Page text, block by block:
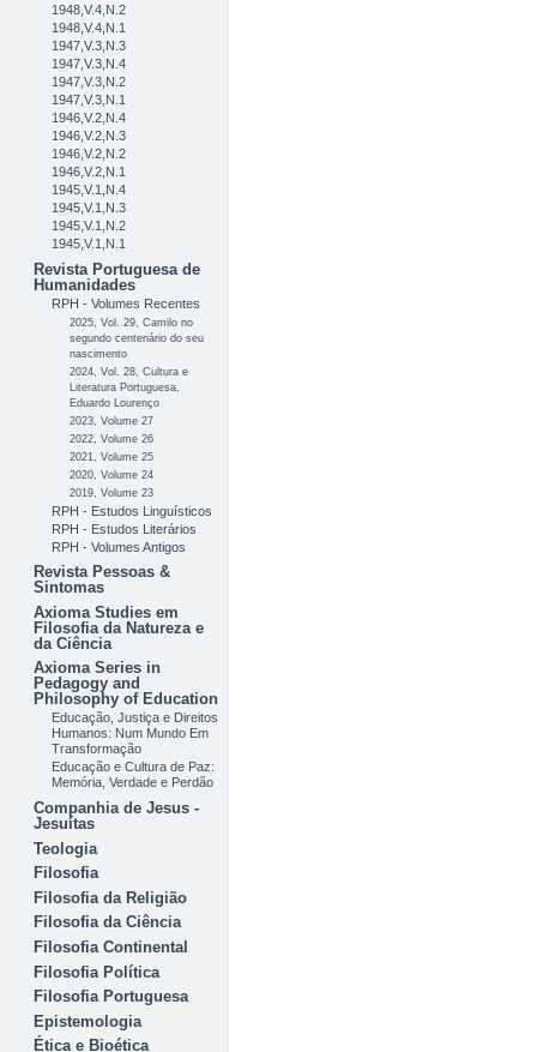
1948,V.4,N.2
1948,V.4,N.1
1947,V.3,N.3
1947,V.3,N.4
1947,V.3,N.2
1947,V.3,N.1
1946,V.2,N.4
1946,V.2,N.3
1946,V.2,N.2
1946,V.2,N.1
1945,V.1,N.4
1945,V.1,N.3
1945,V.1,N.2
1945,V.1,N.1
Revista Portuguesa de
Humanidades
RPH - Volumes Recentes
2025, Vol. 29, Camilo no
segundo centenário do seu
nascimento
2024, Vol. 28, Cultura e
Literatura Portuguesa,
Eduardo Lourenço
2023, Volume 27
2022, Volume 26
2021, Volume 25
2020, Volume 24
2019, Volume 23
RPH - Estudos Linguísticos
RPH - Estudos Literários
RPH - Volumes Antigos
Revista Pessoas &
Sintomas
Axioma Studies em
Filosofia da Natureza e
da Ciência
Axioma Series in
Pedagogy and
Philosophy of Education
Educação, Justiça e Direitos
Humanos: Num Mundo Em
Transformação
Educação e Cultura de Paz:
Memória, Verdade e Perdão
Companhia de Jesus -
Jesuítas
Teologia
Filosofia
Filosofia da Religião
Filosofia da Ciência
Filosofia Continental
Filosofia Política
Filosofia Portuguesa
Epistemologia
Ética e Bioética